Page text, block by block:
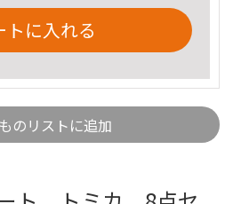
トに入れる
のリストに追加